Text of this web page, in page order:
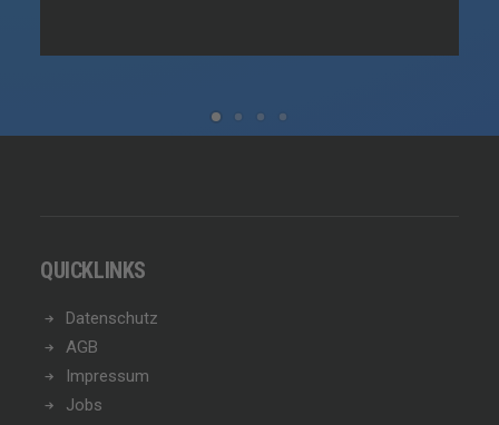
QUICKLINKS
Datenschutz
AGB
Impressum
Jobs